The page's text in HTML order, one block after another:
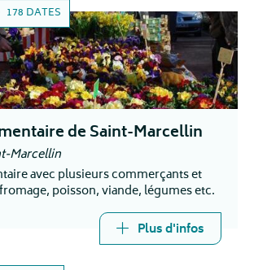
178 DATES
de Saint-Marcellin
Marcellin
avec plusieurs commerçants et
poisson, viande, légumes etc.
Plus d'infos